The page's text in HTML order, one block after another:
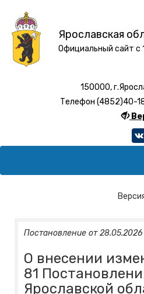
Ярославская
Официальный сайт с
150000,
Телефон (4852)40-
Постановление от
О внесении
81
Ярославской